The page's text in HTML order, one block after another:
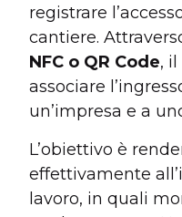
registrare
cantiere.
NFC o QR Code,
associare
un’impresa e a
L’obiettivo è
effettivamente
lavoro, in quali